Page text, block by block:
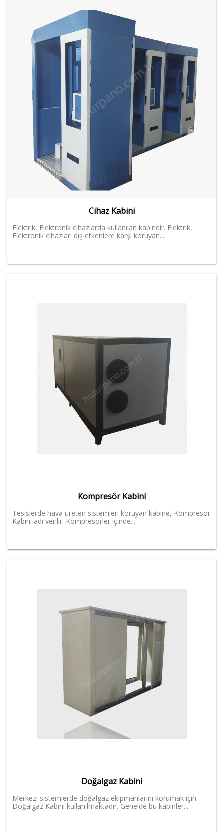
Cihaz Kabini
Elektrik, Elektronik cihazlarda kullanılan kabindir. Elektrik,
Elektronik cihazları dış etkenlere karşı koruyan...
Kompresör Kabini
Tesislerde hava üreten sistemleri koruyan kabine, Kompresör
Kabini adı verilir. Kompresörler içinde...
Doğalgaz Kabini
Merkezi sistemlerde doğalgaz ekipmanlarını korumak için
Doğalgaz Kabini kullanılmaktadır. Genelde bu kabinler...